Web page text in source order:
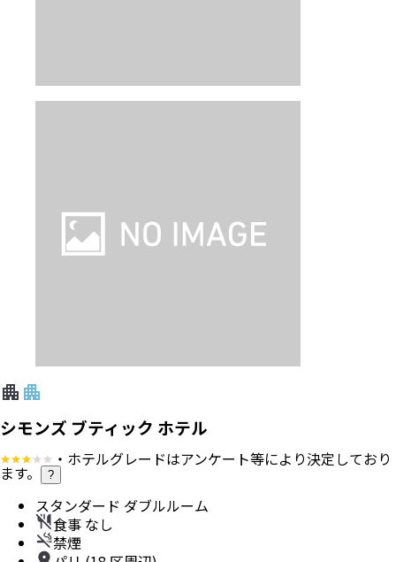
シモンズ ブティック ホテル
・ホテルグレードはアンケート等により決定しており
ます。 ?
スタンダード ダブルルーム
食事 なし
禁煙